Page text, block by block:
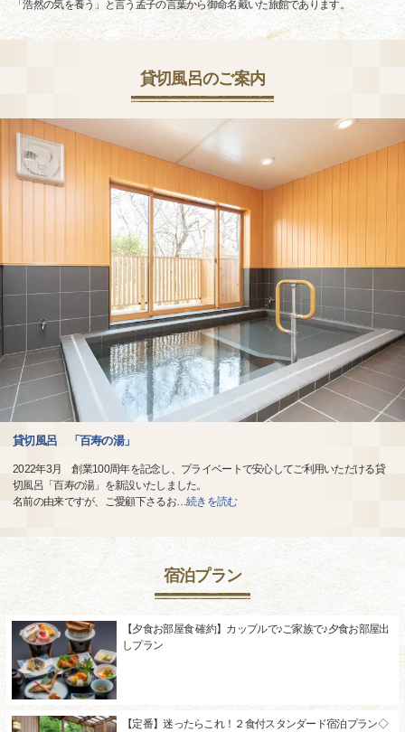
「浩然の気を養う」と言う孟子の言葉から御命名戴いた旅館であります。
貸切風呂のご案内
貸切風呂 「百寿の湯」
2022年3月 創業100周年を記念し、プライベートで安心してご利用いただける貸
切風呂「百寿の湯」を新設いたしました。
名前の由来ですが、ご愛顧下さるお…続きを読む
宿泊プラン
【夕食お部屋食 確約】カップルで♪ご家族で♪夕食お部屋出
しプラン
【定番】迷ったらこれ！２食付スタンダード宿泊プラン◇